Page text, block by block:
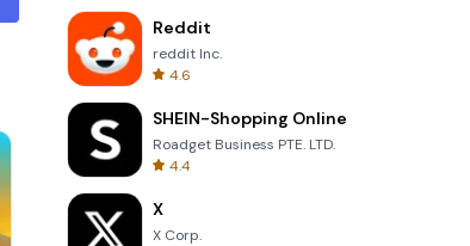
Reddit
reddit Inc.
4.6
SHEIN-Shopping Online
Roadget Business PTE. LTD.
4.4
X
X Corp.